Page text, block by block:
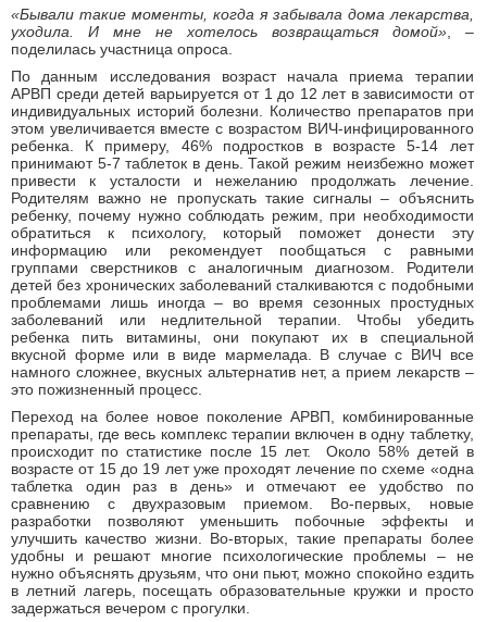
«Бывали такие моменты, когда я забывала дома лекарства,
уходила. И мне не хотелось возвращаться домой», –
поделилась участница опроса.
По данным исследования возраст начала приема терапии
АРВП среди детей варьируется от 1 до 12 лет в зависимости от
индивидуальных историй болезни. Количество препаратов при
этом увеличивается вместе с возрастом ВИЧ-инфицированного
ребенка. К примеру, 46% подростков в возрасте 5-14 лет
принимают 5-7 таблеток в день. Такой режим неизбежно может
привести к усталости и нежеланию продолжать лечение.
Родителям важно не пропускать такие сигналы – объяснить
ребенку, почему нужно соблюдать режим, при необходимости
обратиться к психологу, который поможет донести эту
информацию или рекомендует пообщаться с равными
группами сверстников с аналогичным диагнозом. Родители
детей без хронических заболеваний сталкиваются с подобными
проблемами лишь иногда – во время сезонных простудных
заболеваний или недлительной терапии. Чтобы убедить
ребенка пить витамины, они покупают их в специальной
вкусной форме или в виде мармелада. В случае с ВИЧ все
намного сложнее, вкусных альтернатив нет, а прием лекарств –
это пожизненный процесс.
Переход на более новое поколение АРВП, комбинированные
препараты, где весь комплекс терапии включен в одну таблетку,
происходит по статистике после 15 лет. Около 58% детей в
возрасте от 15 до 19 лет уже проходят лечение по схеме «одна
таблетка один раз в день» и отмечают ее удобство по
сравнению с двухразовым приемом. Во-первых, новые
разработки позволяют уменьшить побочные эффекты и
улучшить качество жизни. Во-вторых, такие препараты более
удобны и решают многие психологические проблемы – не
нужно объяснять друзьям, что они пьют, можно спокойно ездить
в летний лагерь, посещать образовательные кружки и просто
задержаться вечером с прогулки.